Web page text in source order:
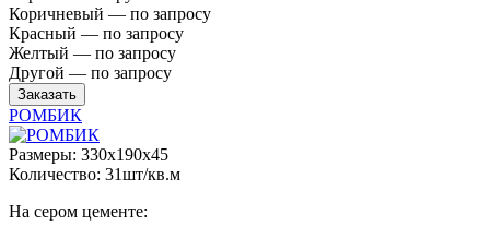
Коричневый — по запросу
Красный — по запросу
Желтый — по запросу
Другой — по запросу
Заказать
РОМБИК
Размеры: 330x190x45
Количество: 31шт/кв.м
На сером цементе: